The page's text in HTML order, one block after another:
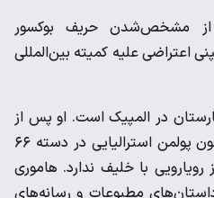
از مشخص‌شدن حریف بوکسور
اعتراضی علیه کمیته بین‌المللی
در المپیک است. او پس از
پیروزی مقابل ماریسا ویلیامسون پولمن استرالیایی در دسته ۶۶
با خلیف ندارد. هاموری
مطبوعات و رسانه‌های